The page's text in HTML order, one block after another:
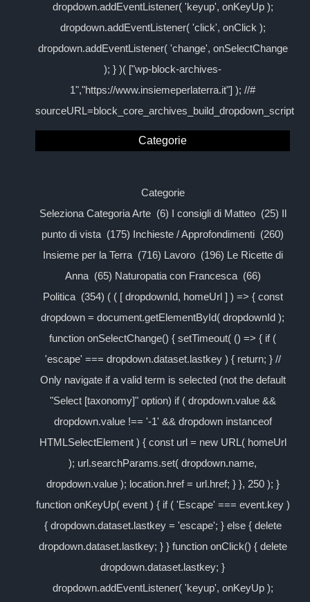
dropdown.addEventListener( 'keyup', onKeyUp );
dropdown.addEventListener( 'click', onClick );
dropdown.addEventListener( 'change', onSelectChange
); } )( ["wp-block-archives-
1","https://www.insiemeperlaterra.it"] ); //#
sourceURL=block_core_archives_build_dropdown_script
Categorie
Categorie
Seleziona Categoria Arte (6) I consigli di Matteo (25) Il
punto di vista (175) Inchieste / Approfondimenti (260)
Insieme per la Terra (716) Lavoro (196) Le Ricette di
Anna (65) Naturopatia con Francesca (66)
Politica (354) ( ( [ dropdownId, homeUrl ] ) => { const
dropdown = document.getElementById( dropdownId );
function onSelectChange() { setTimeout( () => { if (
'escape' === dropdown.dataset.lastkey ) { return; } //
Only navigate if a valid term is selected (not the default
"Select [taxonomy]" option) if ( dropdown.value &&
dropdown.value !== '-1' && dropdown instanceof
HTMLSelectElement ) { const url = new URL( homeUrl
); url.searchParams.set( dropdown.name,
dropdown.value ); location.href = url.href; } }, 250 ); }
function onKeyUp( event ) { if ( 'Escape' === event.key )
{ dropdown.dataset.lastkey = 'escape'; } else { delete
dropdown.dataset.lastkey; } } function onClick() { delete
dropdown.dataset.lastkey; }
dropdown.addEventListener( 'keyup', onKeyUp );